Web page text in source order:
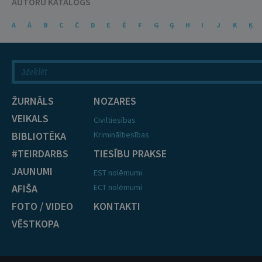
A Ā B C Č D E Ē F G Ģ H I J K Ķ
ŽURNĀLS
VEIKALS
BIBLIOTĒKA
#TEIRDARBS
JAUNUMI
AFIŠA
FOTO / VIDEO
VĒSTKOPA
NOZARES
Civiltiesības
Krimināltiesības
TIESĪBU PRAKSE
EST nolēmumi
ECT nolēmumi
KONTAKTI